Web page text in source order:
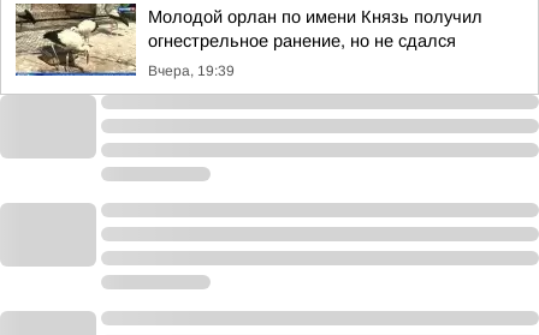
Молодой орлан по имени Князь получил
огнестрельное ранение, но не сдался
Вчера, 19:39